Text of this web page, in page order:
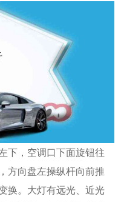
下，空调口下面旋钮往
方向盘左操纵杆向前推
换。大灯有远光、近光